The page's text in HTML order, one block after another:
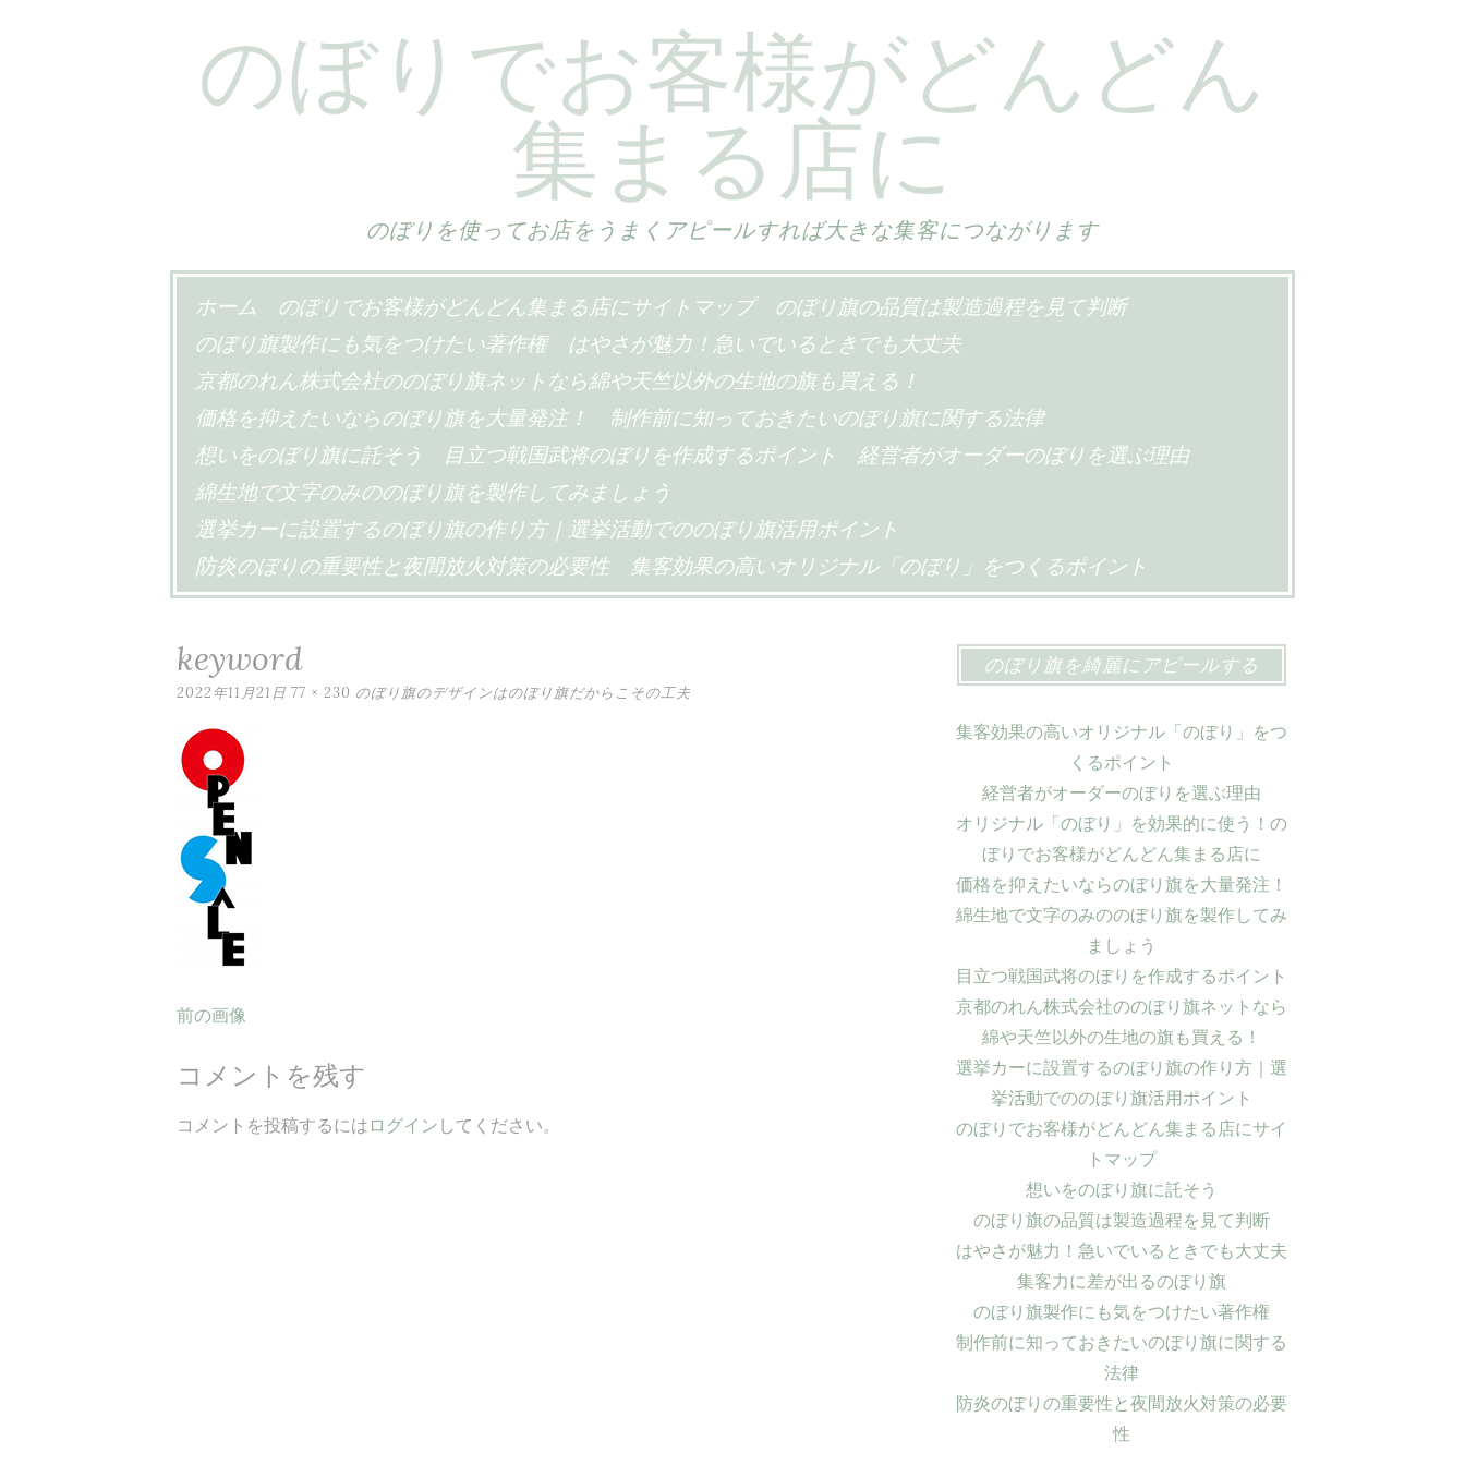
のぼりでお客様がどんどん
集まる店に
のぼりを使ってお店をうまくアピールすれば大きな集客につながります
コ
ン
テ
ン
ツ
へ
ス
キ
ッ
ホーム のぼりでお客様がどんどん集まる店にサイトマップ
のぼり旗の品質は製造過程を見て判断
のぼり旗製作にも気をつけたい著作権
はやさが魅力！急いでいるときでも大丈夫
京都のれん株式会社ののぼり旗ネットなら綿や天竺以外の生地の旗も買える！
価格を抑えたいならのぼり旗を大量発注！
制作前に知っておきたいのぼり旗に関する法律
想いをのぼり旗に託そう
目立つ戦国武将のぼりを作成するポイント
経営者がオーダーのぼりを選ぶ理由
綿生地で文字のみののぼり旗を製作してみましょう
選挙カーに設置するのぼり旗の作り方｜選挙活動でののぼり旗活用ポイント
防炎のぼりの重要性と夜間放火対策の必要性
集客効果の高いオリジナル「のぼり」をつくるポイント
keyword
2022年11月21日 77 × 230 のぼり旗のデザインはのぼり旗だからこその工夫
前の画像
コメントを残す
コメントを投稿するには ログイン してください。
のぼり旗を綺麗にアピールする
集客効果の高いオリジナル「のぼり」をつ
くるポイント
経営者がオーダーのぼりを選ぶ理由
オリジナル「のぼり」を効果的に使う！の
ぼりでお客様がどんどん集まる店に
価格を抑えたいならのぼり旗を大量発注！
綿生地で文字のみののぼり旗を製作してみ
ましょう
目立つ戦国武将のぼりを作成するポイント
京都のれん株式会社ののぼり旗ネットなら
綿や天竺以外の生地の旗も買える！
選挙カーに設置するのぼり旗の作り方｜選
挙活動でののぼり旗活用ポイント
のぼりでお客様がどんどん集まる店にサイ
トマップ
想いをのぼり旗に託そう
のぼり旗の品質は製造過程を見て判断
はやさが魅力！急いでいるときでも大丈夫
集客力に差が出るのぼり旗
のぼり旗製作にも気をつけたい著作権
制作前に知っておきたいのぼり旗に関する
法律
防炎のぼりの重要性と夜間放火対策の必要
性